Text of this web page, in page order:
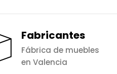
Fabricantes
Fábrica de muebles
en Valencia